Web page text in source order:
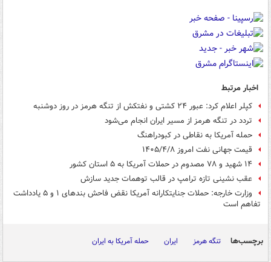
اخبار مرتبط
کپلر اعلام کرد: عبور ۲۴ کشتی و نفتکش از تنگه هرمز در روز دوشنبه
تردد در تنگه هرمز از مسیر ایران انجام می‌شود
حمله آمریکا به نقاطی در کبودراهنگ
قیمت جهانی نفت امروز ۱۴۰۵/۴/۸
۱۴ شهید و ۷۸ ‌مصدوم در حملات آمریکا به ۵ استان کشور
عقب نشینی تازه ترامپ در قالب توهمات جدید سازش
وزارت خارجه: حملات جنایتکارانه آمریکا نقض فاحش بندهای ۱ و ۵ یادداشت
تفاهم است
برچسب‌ها تنگه هرمز ایران حمله آمریکا به ایران